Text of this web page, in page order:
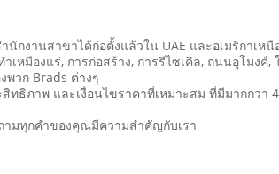
กงานสาขาได้ก่อตั้งแล้วใน UAE และอเมริกาเหนื
มืองแร่, การก่อสร้าง, การรีไซเคิล, ถนนอุโมงค์,
พวก Brads ต่างๆ
ธิภาพ และเงื่อนไขราคาที่เหมาะสม ที่มีมากกว่า
มทุกคําของคุณมีความสําคัญกับเรา